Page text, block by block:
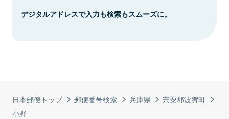
日本郵便トップ 郵便番号検索 兵庫県
宍粟郡波賀町
小野
デジタルアドレスで入力も検索もスムーズに。